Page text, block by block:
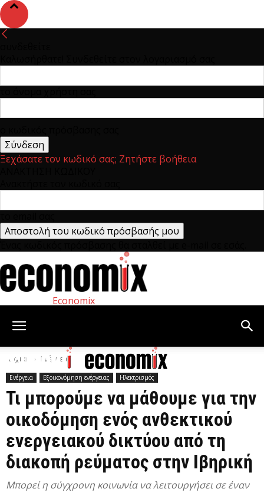
Ξεχάσατε τον κωδικό σας; Ζητήστε βοήθεια
Economix
Αρχική Ενέργεια
Ενέργεια Εξοικονόμηση ενέργειας Ηλεκτρισμός
Τι μπορούμε να μάθουμε για την
οικοδόμηση ενός ανθεκτικού
ενεργειακού δικτύου από τη
διακοπή ρεύματος στην Ιβηρική
Μπορεί η σύγχρονη κοινωνία να λειτουργήσει σε έναν